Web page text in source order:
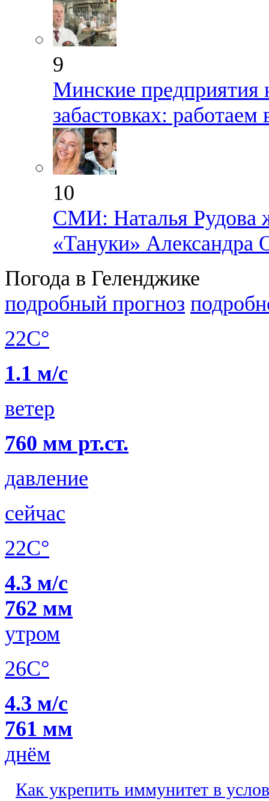
9
Минские предприятия
забастовках:
10
СМИ: Наталья Рудова
«Тануки» Александра
Погода в Геленджике
подробный прогноз
22C°
1.1 м/с
ветер
760 мм рт.ст.
давление
сейчас
22C°
4.3 м/с
762 мм
утром
26C°
4.3 м/с
761 мм
днём
Как укрепить иммунитет в